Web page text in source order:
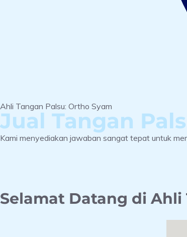
Ahli Tangan Palsu: Ortho Syam
Jual Tangan
Kami menyediakan jawaban sangat tepat untuk
Selamat Datang di